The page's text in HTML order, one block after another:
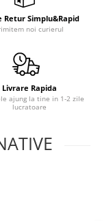
Retur Simplu&Rapid
noi curierul
Livrare Rapida
ajung la tine in 1-2 zile
lucratoare